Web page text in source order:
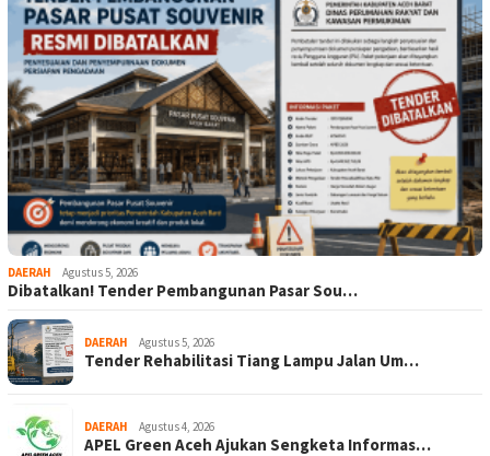
DAERAH Agustus 5, 2026
Dibatalkan! Tender Pembangunan Pasar Sou…
DAERAH Agustus 5, 2026
Tender Rehabilitasi Tiang Lampu Jalan Um…
DAERAH Agustus 4, 2026
APEL Green Aceh Ajukan Sengketa Informas…